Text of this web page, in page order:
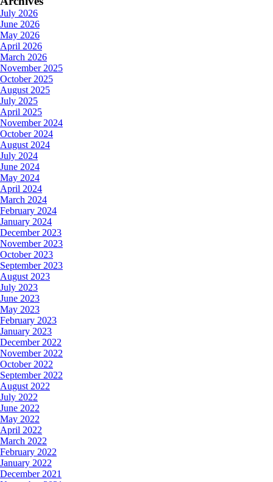
July 2026
June 2026
May 2026
April 2026
March 2026
November 2025
October 2025
August 2025
July 2025
April 2025
November 2024
October 2024
August 2024
July 2024
June 2024
May 2024
April 2024
March 2024
February 2024
January 2024
December 2023
November 2023
October 2023
September 2023
August 2023
July 2023
June 2023
May 2023
February 2023
January 2023
December 2022
November 2022
October 2022
September 2022
August 2022
July 2022
June 2022
May 2022
April 2022
March 2022
February 2022
January 2022
December 2021